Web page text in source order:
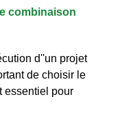
combinaison
d''un projet
de choisir le
essentiel pour